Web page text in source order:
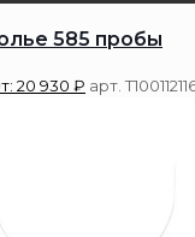
585 пробы
20 930 ₽ арт.